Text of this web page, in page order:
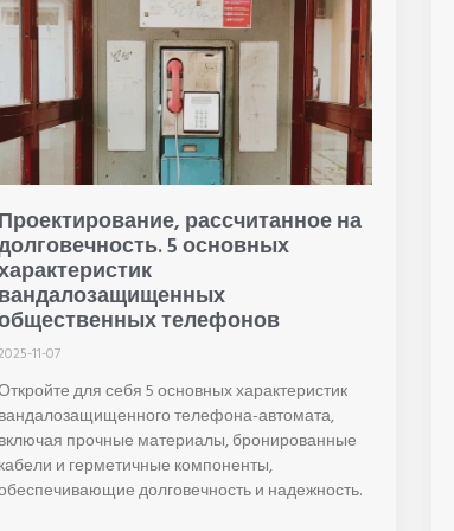
Проектирование, рассчитанное на
5 основных
вандалозащищенных
телефонов
11-07
для себя 5 основных характеристик
вандалозащищенного телефона-автомата,
включая прочные материалы, бронированные
кабели и герметичные компоненты,
долговечность и надежность.